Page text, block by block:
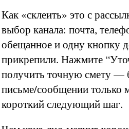
Как «склеить» это с
выбор канала: почта,
обещанное и одну кнопку
прикрепили. Нажмите
получить точную смету —
письме/сообщении только
короткий следующий шаг.